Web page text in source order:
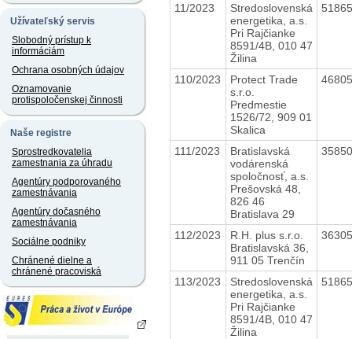
Užívateľský servis
Slobodný prístup k
informáciám
Ochrana osobných údajov
Oznamovanie
protispoločenskej činnosti
Naše registre
Sprostredkovatelia
zamestnania za úhradu
Agentúry podporovaného
zamestnávania
Agentúry dočasného
zamestnávania
Sociálne podniky
Chránené dielne a
chránené pracoviská
11/2023
Stredoslovenská
energetika, a.s.
Pri Rajčianke
8591/4B, 010 47
Žilina
110/2023
Protect Trade
s.r.o.
Predmestie
1526/72, 909 01
Skalica
111/2023
Bratislavská
vodárenská
spoločnosť, a.s.
Prešovská 48,
826 46
Bratislava 29
112/2023
R.H. plus s.r.o.
Bratislavská 36,
911 05 Trenčín
113/2023
Stredoslovenská
energetika, a.s.
Pri Rajčianke
8591/4B, 010 47
Žilina